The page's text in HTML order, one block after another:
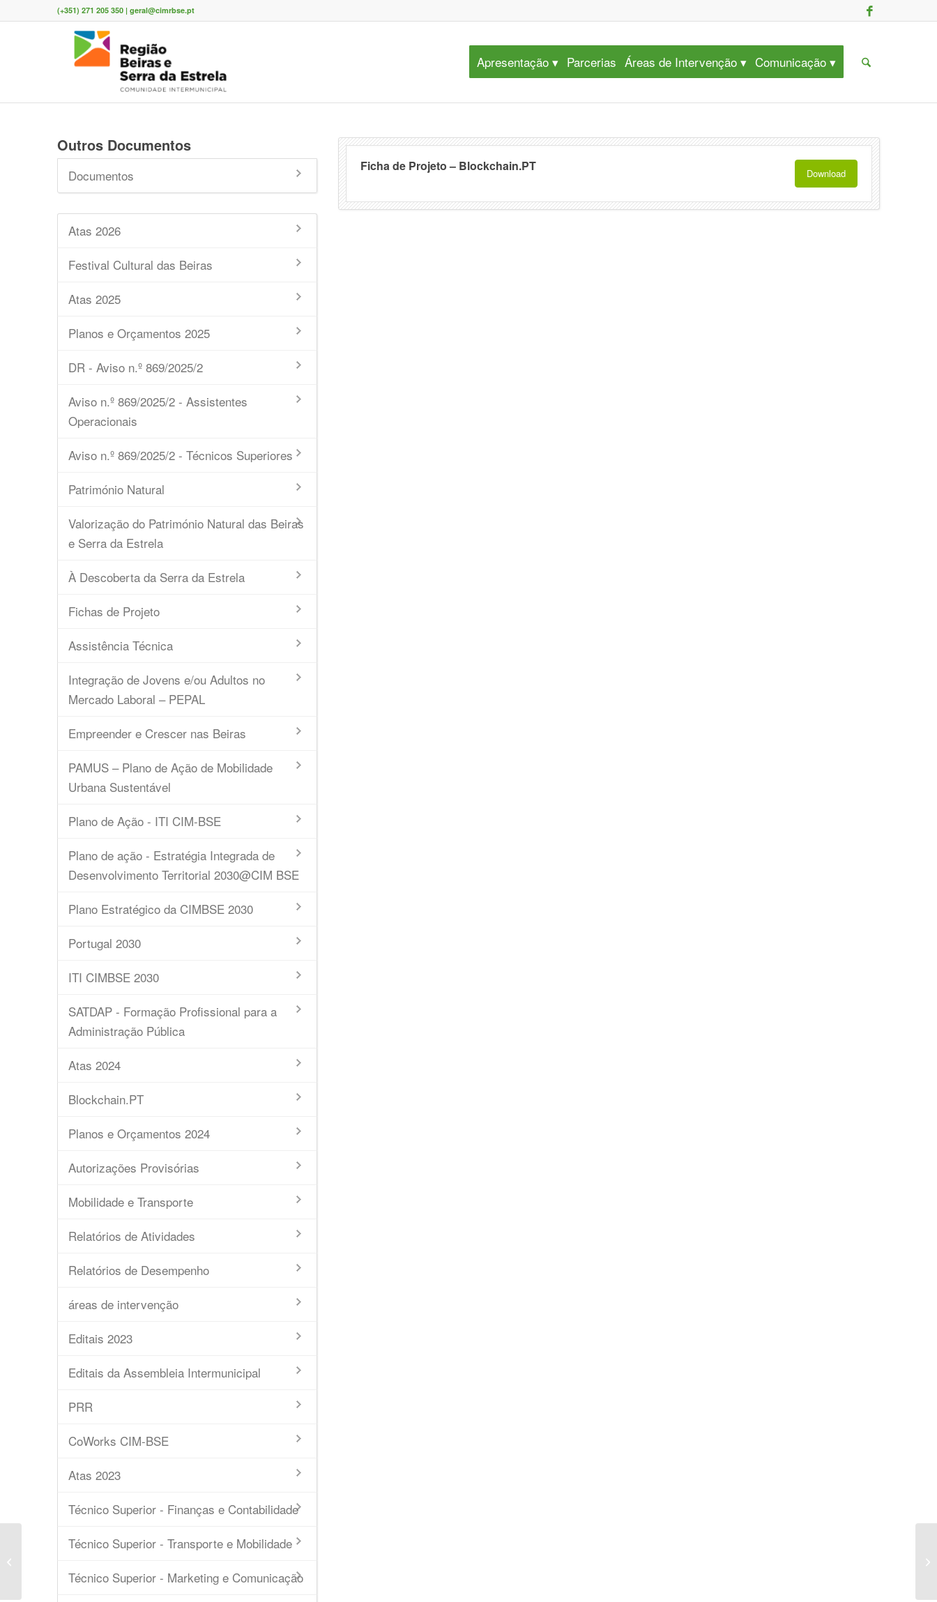
(+351) 271 205 350 | geral@cimrbse.pt
Apresentação Parcerias Áreas de Intervenção Comunicação
Outros Documentos
Documentos
Atas 2026
Festival Cultural das Beiras
Atas 2025
Planos e Orçamentos 2025
DR - Aviso n.º 869/2025/2
Aviso n.º 869/2025/2 - Assistentes
Operacionais
Aviso n.º 869/2025/2 - Técnicos Superiores
Património Natural
Valorização do Património Natural das Beiras
e Serra da Estrela
À Descoberta da Serra da Estrela
Fichas de Projeto
Assistência Técnica
Integração de Jovens e/ou Adultos no
Mercado Laboral – PEPAL
Empreender e Crescer nas Beiras
PAMUS – Plano de Ação de Mobilidade
Urbana Sustentável
Plano de Ação - ITI CIM-BSE
Plano de ação - Estratégia Integrada de
Desenvolvimento Territorial 2030@CIM BSE
Plano Estratégico da CIMBSE 2030
Portugal 2030
ITI CIMBSE 2030
SATDAP - Formação Profissional para a
Administração Pública
Atas 2024
Blockchain.PT
Planos e Orçamentos 2024
Autorizações Provisórias
Mobilidade e Transporte
Relatórios de Atividades
Relatórios de Desempenho
áreas de intervenção
Editais 2023
Editais da Assembleia Intermunicipal
PRR
CoWorks CIM-BSE
Atas 2023
Técnico Superior - Finanças e Contabilidade
Técnico Superior - Transporte e Mobilidade
Técnico Superior - Marketing e Comunicação
Ficha de Projeto – Blockchain.PT Download
Ata nº 18/2023 – Deliberação em